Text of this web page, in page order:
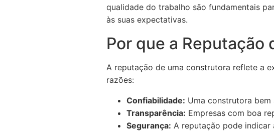
qualidade do trabalho são fundamentais
às suas expectativas.
Por que a
A reputação de uma construtora reflete a
razões:
Confiabilidade: Uma construtora
Transparência: Empresas com boa
Segurança: A reputação pode indicar